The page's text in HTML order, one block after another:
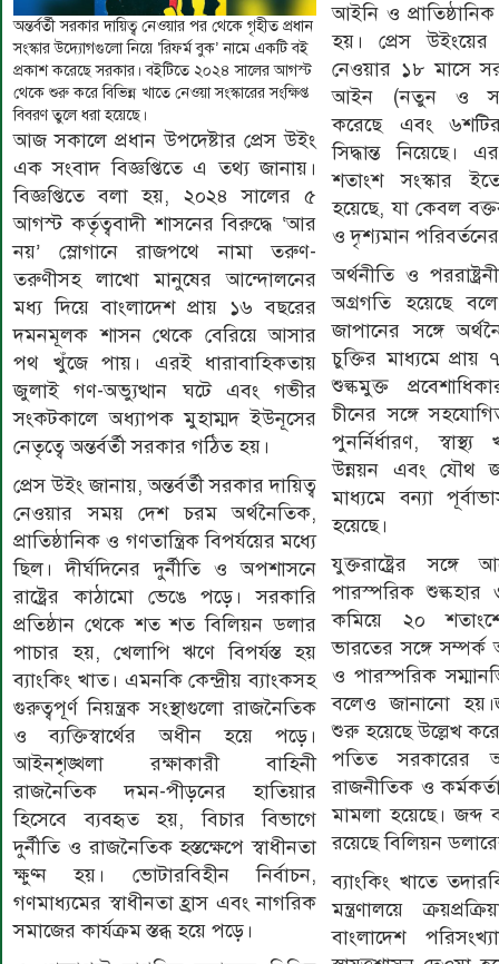
অন্তর্বর্তী সরকার দায়িত্ব নেওয়ার পর থেকে গৃহীত প্রধান
সংস্কার উদ্যোগগুলো নিয়ে ‘রিফর্ম বুক’ নামে একটি বই
প্রকাশ করেছে সরকার। বইটিতে ২০২৪ সালের আগস্ট
থেকে শুরু করে বিভিন্ন খাতে নেওয়া সংস্কারের সংক্ষিপ্ত
বিবরণ তুলে ধরা হয়েছে।
আজ সকালে প্রধান উপদেষ্টার প্রেস উইং
এক সংবাদ বিজ্ঞপ্তিতে এ তথ্য জানায়।
বিজ্ঞপ্তিতে বলা হয়, ২০২৪ সালের ৫
আগস্ট কর্তৃত্ববাদী শাসনের বিরুদ্ধে ‘আর
নয়’ স্লোগানে রাজপথে নামা তরুণ-
তরুণীসহ লাখো মানুষের আন্দোলনের
মধ্য দিয়ে বাংলাদেশ প্রায় ১৬ বছরের
দমনমূলক শাসন থেকে বেরিয়ে আসার
পথ খুঁজে পায়। এরই ধারাবাহিকতায়
জুলাই গণ-অভ্যুত্থান ঘটে এবং গভীর
সংকটকালে অধ্যাপক মুহাম্মদ ইউনূসের
নেতৃত্বে অন্তর্বর্তী সরকার গঠিত হয়।
প্রেস উইং জানায়, অন্তর্বর্তী সরকার দায়িত্ব
নেওয়ার সময় দেশ চরম অর্থনৈতিক,
প্রাতিষ্ঠানিক ও গণতান্ত্রিক বিপর্যয়ের মধ্যে
ছিল। দীর্ঘদিনের দুর্নীতি ও অপশাসনে
রাষ্ট্রের কাঠামো ভেঙে পড়ে। সরকারি
প্রতিষ্ঠান থেকে শত শত বিলিয়ন ডলার
পাচার হয়, খেলাপি ঋণে বিপর্যস্ত হয়
ব্যাংকিং খাত। এমনকি কেন্দ্রীয় ব্যাংকসহ
গুরুত্বপূর্ণ নিয়ন্ত্রক সংস্থাগুলো রাজনৈতিক
ও ব্যক্তিস্বার্থের অধীন হয়ে পড়ে।
আইনশৃঙ্খলা রক্ষাকারী বাহিনী
রাজনৈতিক দমন-পীড়নের হাতিয়ার
হিসেবে ব্যবহৃত হয়, বিচার বিভাগে
দুর্নীতি ও রাজনৈতিক হস্তক্ষেপে স্বাধীনতা
ক্ষুণ্ন হয়। ভোটারবিহীন নির্বাচন,
গণমাধ্যমের স্বাধীনতা হ্রাস এবং নাগরিক
সমাজের কার্যক্রম স্তব্ধ হয়ে পড়ে।
আইনি ও
হয়। প্রেস উইংয়ের
নেওয়ার ১৮ মাসে
আইন (নতুন ও
করেছে এবং
সিদ্ধান্ত নিয়েছে।
শতাংশ সংস্কার
হয়েছে, যা কেবল
ও দৃশ্যমান
অর্থনীতি ও
অগ্রগতি হয়েছে
জাপানের সঙ্গে
চুক্তির মাধ্যমে
শুল্কমুক্ত
চীনের সঙ্গে
পুনর্নির্ধারণ,
উন্নয়ন এবং যৌথ
মাধ্যমে বন্যা
হয়েছে।
যুক্তরাষ্ট্রের সঙ্গে
পারস্পরিক
কমিয়ে ২০
ভারতের সঙ্গে
ও পারস্পরিক
বলেও জানানো
শুরু হয়েছে উল্লেখ
পতিত সরকারের
রাজনীতিক ও
মামলা হয়েছে। জব্দ
রয়েছে বিলিয়ন
ব্যাংকিং খাতে
মন্ত্রণালয়ে
বাংলাদেশ